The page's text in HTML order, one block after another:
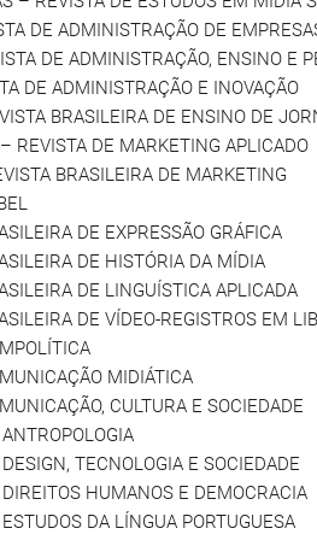
DE ADMINISTRAÇÃO DE
DE ADMINISTRAÇÃO, ENSINO E
DE ADMINISTRAÇÃO E INOVAÇÃO
BRASILEIRA DE ENSINO DE
REVISTA DE MARKETING APLICADO
BRASILEIRA DE MARKETING
DE EXPRESSÃO GRÁFICA
DE HISTÓRIA DA MÍDIA
DE LINGUÍSTICA APLICADA
DE VÍDEO-REGISTROS EM
MIDIÁTICA
CULTURA E SOCIEDADE
TECNOLOGIA E SOCIEDADE
HUMANOS E DEMOCRACIA
DA LÍNGUA PORTUGUESA